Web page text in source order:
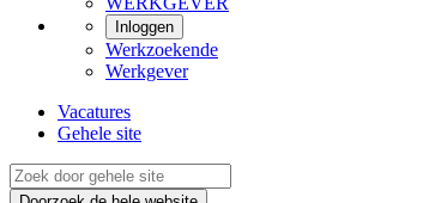
Inloggen
Werkzoekende
Werkgever
Vacatures
Gehele site